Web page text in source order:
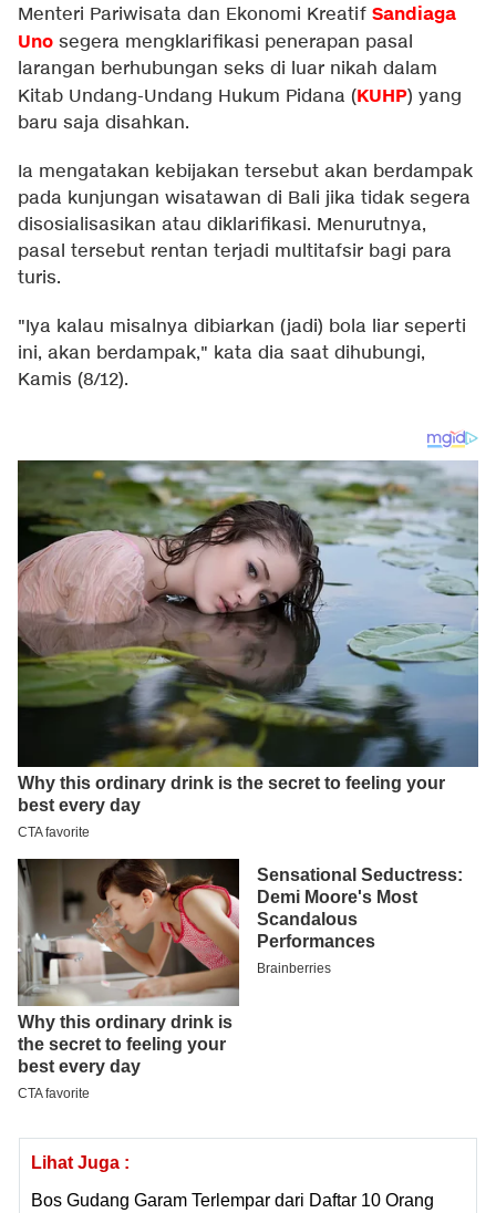
Menteri Pariwisata dan Ekonomi Kreatif Sandiaga
Uno segera mengklarifikasi penerapan pasal
larangan berhubungan seks di luar nikah dalam
Kitab Undang-Undang Hukum Pidana (KUHP) yang
baru saja disahkan.
Ia mengatakan kebijakan tersebut akan berdampak
pada kunjungan wisatawan di Bali jika tidak segera
disosialisasikan atau diklarifikasi. Menurutnya,
pasal tersebut rentan terjadi multitafsir bagi para
turis.
"Iya kalau misalnya dibiarkan (jadi) bola liar seperti
ini, akan berdampak," kata dia saat dihubungi,
Kamis (8/12).
Lihat Juga :
Bos Gudang Garam Terlempar dari Daftar 10 Orang